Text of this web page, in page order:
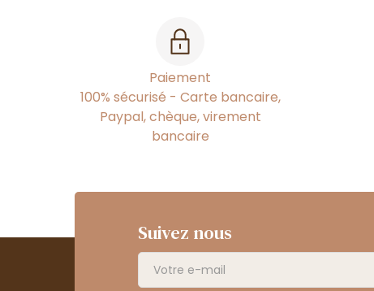
Paiement
100% sécurisé - Carte bancaire,
Paypal, chèque, virement
bancaire
Suivez nous